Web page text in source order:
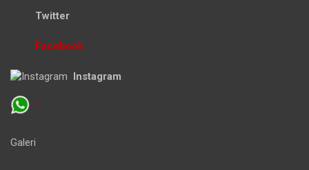
Twitter
Facebook
Instagram
-
Galeri